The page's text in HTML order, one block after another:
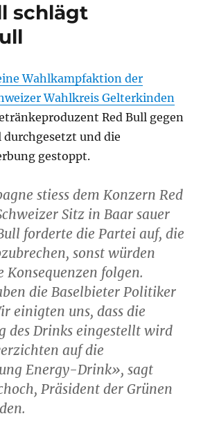
schlägt
Wahlkampfaktion der
Wahlkreis Gelterkinden
Red Bull gegen
durchgesetzt und die
gestoppt.
stiess dem Konzern Red
Sitz in Baar sauer
forderte die Partei auf, die
sonst würden
Konsequenzen folgen.
die Baselbieter Politiker
einigten uns, dass die
des Drinks eingestellt wird
auf die
Energy-Drink», sagt
Präsident der Grünen